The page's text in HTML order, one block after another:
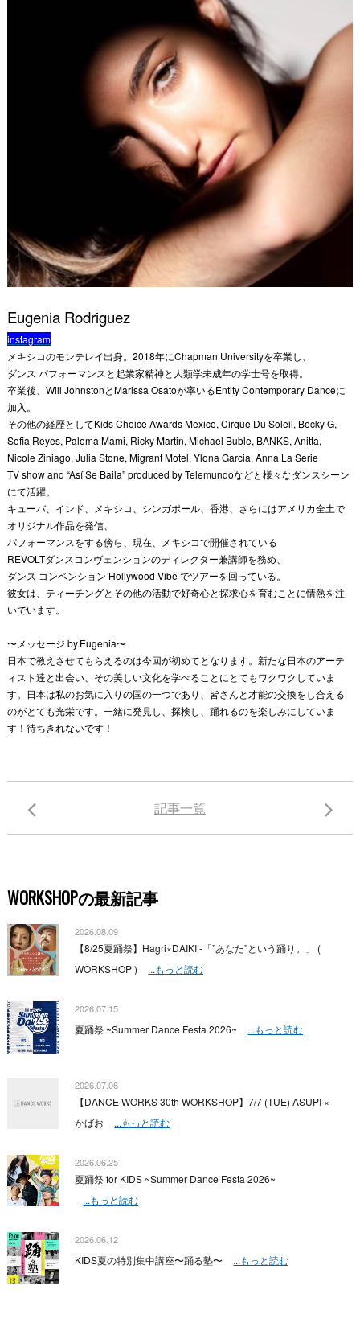
Eugenia Rodriguez
instagram
メキシコのモンテレイ出身。2018年にChapman Universityを卒業し、
ダンス パフォーマンスと起業家精神と人類学未成年の学士号を取得。
卒業後、Will JohnstonとMarissa Osatoが率いるEntity Contemporary Danceに
加入。
その他の経歴としてKids Choice Awards Mexico, Cirque Du Soleil, Becky G,
Sofia Reyes, Paloma Mami, Ricky Martin, Michael Buble, BANKS, Anitta,
Nicole Ziniago, Julia Stone, Migrant Motel, Ylona Garcia, Anna La Serie
TV show and “Así Se Baila” produced by Telemundoなどと様々なダンスシーン
にて活躍。
キューバ、インド、メキシコ、シンガポール、香港、さらにはアメリカ全土で
オリジナル作品を発信、
パフォーマンスをする傍ら、現在、メキシコで開催されている
REVOLTダンスコンヴェンションのディレクター兼講師を務め、
ダンス コンベンション Hollywood Vibe でツアーを回っている。
彼女は、ティーチングとその他の活動で好奇心と探求心を育むことに情熱を注
いでいます。
〜メッセージ by.Eugenia〜
日本で教えさせてもらえるのは今回が初めてとなります。新たな日本のアーテ
ィスト達と出会い、その美しい文化を学べることにとてもワクワクしていま
す。日本は私のお気に入りの国の一つであり、皆さんと才能の交換をし合える
のがとても光栄です。一緒に発見し、探検し、踊れるのを楽しみにしていま
す！待ちきれないです！
記事一覧
WORKSHOPの最新記事
2026.08.09
【8/25夏踊祭】Hagri×DAIKI -「”あなた”という踊り。」 (
WORKSHOP )
...もっと読む
2026.07.15
夏踊祭 ~Summer Dance Festa 2026~ ...もっと読む
2026.07.06
【DANCE WORKS 30th WORKSHOP】7/7 (TUE) ASUPI ×
かばお
...もっと読む
2026.06.25
夏踊祭 for KIDS ~Summer Dance Festa 2026~
...もっと読む
2026.06.12
KIDS夏の特別集中講座〜踊る塾〜 ...もっと読む